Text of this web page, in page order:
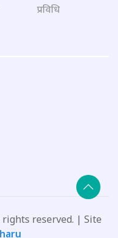
प्रविधि
reserved. | Site